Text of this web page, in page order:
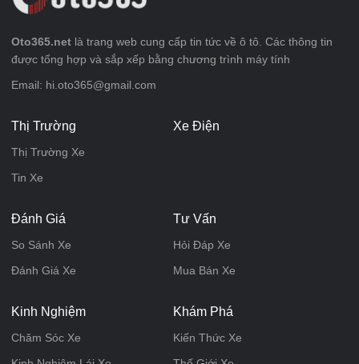
Oto365.net là trang web cung cấp tin tức về ô tô. Các thông tin
được tổng hợp và sắp xếp bằng chương trình máy tính
Email: hi.oto365@gmail.com
Thị Trường
Thị Trường Xe
Tin Xe
Xe Điện
Đánh Giá
So Sánh Xe
Đánh Giá Xe
Tư Vấn
Hỏi Đáp Xe
Mua Bán Xe
Kinh Nghiệm
Chăm Sóc Xe
Khám Phá
Kiến Thức Xe